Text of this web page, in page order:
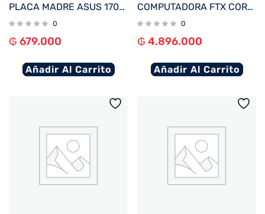
PLACA MADRE ASUS 1700 PRIME H610M-K D4-CSM V/S/R/HDMI/M2/USB3.2/MATX
0
₲ 679.000
Añadir Al Carrito
COMPUTADORA FTX CORE MAX PLUS I5/480SSD/8G/4GBVGA+MON 22″+UPS600+TECL+MOU+SPK+FILTRO
0
₲ 4.896.000
Añadir Al Carrito